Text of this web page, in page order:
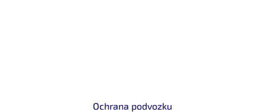
Ochrana podvozku